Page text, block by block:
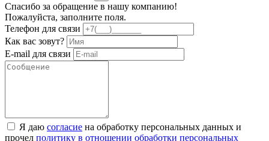
Спасибо за обращение в нашу компанию!
Пожалуйста, заполните поля.
Телефон для связи
Как вас зовут?
E-mail для связи
Я даю согласие на обработку персональных данных и
прочел политику в отношении обработки персональных